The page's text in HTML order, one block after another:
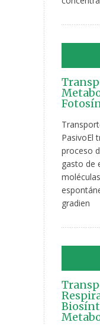
PasivoEl
proceso
gasto de
gradien